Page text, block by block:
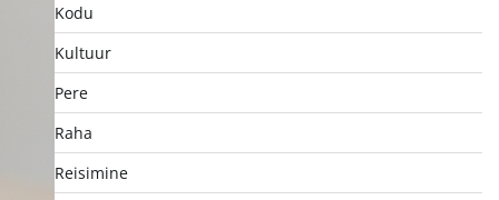
Kodu
Kultuur
Pere
Raha
Reisimine